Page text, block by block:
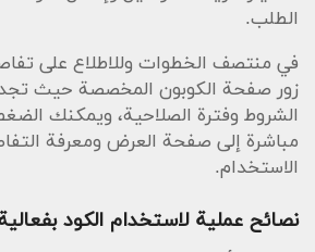
الحملة، لذلك قراءة الشروط على صفحة
اجعل تجربة التسوق أسهل عبر حفظ
خيارات التوصيل المفضلة، واستفد من
ركن الحلويات أو كشتة عند التخطيط
عند التخطيط للوجبات الأسبوعية
المجمدات والمخبوزات والمنتجات
باتباع هذه النصائح يمكنك استخدام
الطلب.
في منتصف الخطوات وللاطلاع على
زور صفحة الكوبون المخصصة حيث
الشروط وفترة الصلاحية، ويمكنك
مباشرة إلى صفحة العرض ومعرفة
الاستخدام.
نصائح عملية لاستخدام الكود